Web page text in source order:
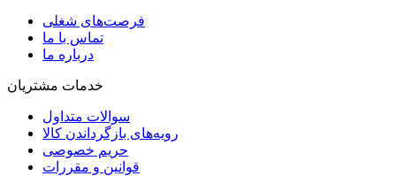
فرصت‌های شغلی
تماس با ما
درباره ما
خدمات مشتریان
سوالات متداول
رویه‌های بازگرداندن کالا
حریم خصوصی
قوانین و مقررات